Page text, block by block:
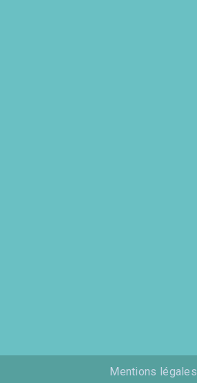
Mentions légales